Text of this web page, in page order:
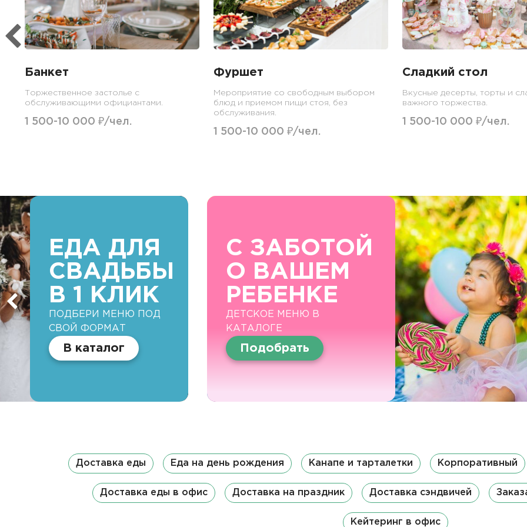
Банкет
Торжественное застолье с
обслуживающими официантами.
1 500-10 000 ₽/чел.
Фуршет
Мероприятие со свободным выбором
блюд и приемом пищи стоя, без
обслуживания.
1 500-10 000 ₽/чел.
Сладкий стол
Вкусные десерты, торты и
важного торжества.
1 500-10 000 ₽/чел.
ЕДА ДЛЯ
СВАДЬБЫ
В 1 КЛИК
ПОДБЕРИ МЕНЮ ПОД
СВОЙ ФОРМАТ
В каталог
С ЗАБОТОЙ
О ВАШЕМ
РЕБЕНКЕ
ДЕТСКОЕ МЕНЮ В
КАТАЛОГЕ
Подобрать
Доставка еды Еда на день рождения Канапе и тарталетки Корпоративный
Доставка еды в офис Доставка на праздник Доставка сэндвичей
Кейтеринг в офис